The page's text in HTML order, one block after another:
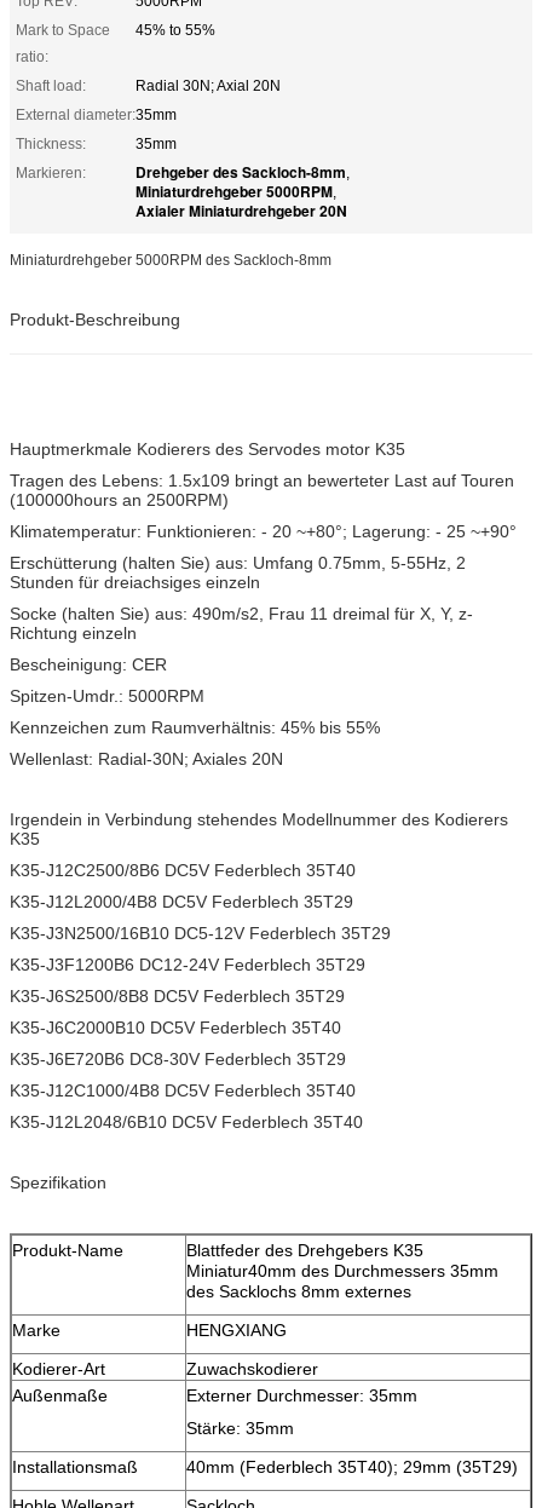
Mark to Space
ratio:
45% to 55%
Shaft load:
Radial 30N; Axial 20N
External diameter:35mm
Thickness:
35mm
Markieren:
Drehgeber des Sackloch-8mm,
Miniaturdrehgeber 5000RPM,
Axialer Miniaturdrehgeber 20N
Miniaturdrehgeber 5000RPM des Sackloch-8mm
Produkt-Beschreibung
Hauptmerkmale Kodierers des Servodes motor K35
Tragen des Lebens: 1.5x109 bringt an bewerteter Last auf Touren
(100000hours an 2500RPM)
Klimatemperatur: Funktionieren: - 20 ~+80°; Lagerung: - 25 ~+90°
Erschütterung (halten Sie) aus: Umfang 0.75mm, 5-55Hz, 2
Stunden für dreiachsiges einzeln
Socke (halten Sie) aus: 490m/s2, Frau 11 dreimal für X, Y, z-
Richtung einzeln
Bescheinigung: CER
Spitzen-Umdr.: 5000RPM
Kennzeichen zum Raumverhältnis: 45% bis 55%
Wellenlast: Radial-30N; Axiales 20N
Irgendein in Verbindung stehendes Modellnummer des Kodierers
K35
K35-J12C2500/8B6 DC5V Federblech 35T40
K35-J12L2000/4B8 DC5V Federblech 35T29
K35-J3N2500/16B10 DC5-12V Federblech 35T29
K35-J3F1200B6 DC12-24V Federblech 35T29
K35-J6S2500/8B8 DC5V Federblech 35T29
K35-J6C2000B10 DC5V Federblech 35T40
K35-J6E720B6 DC8-30V Federblech 35T29
K35-J12C1000/4B8 DC5V Federblech 35T40
K35-J12L2048/6B10 DC5V Federblech 35T40
Spezifikation
Produkt-Name
Blattfeder des Drehgebers K35
Miniatur40mm des Durchmessers 35mm
des Sacklochs 8mm externes
Marke
HENGXIANG
Kodierer-Art
Zuwachskodierer
Außenmaße
Externer Durchmesser: 35mm
Stärke: 35mm
Installationsmaß
40mm (Federblech 35T40); 29mm (35T29)